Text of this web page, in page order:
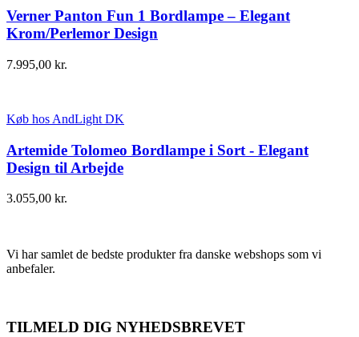
Verner Panton Fun 1 Bordlampe – Elegant
Krom/Perlemor Design
7.995,00 kr.
Køb hos AndLight DK
Artemide Tolomeo Bordlampe i Sort - Elegant
Design til Arbejde
3.055,00 kr.
Vi har samlet de bedste produkter fra danske webshops som vi
anbefaler.
TILMELD DIG NYHEDSBREVET